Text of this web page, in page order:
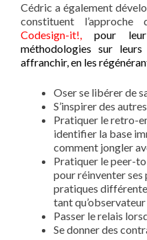
Cédric a également
constituent
Codesign-it!, pour leur
méthodologies sur
affranchir, en les
Oser se libérer de
S’inspirer des
Pratiquer le retro-
identifier la base
comment jongler
Pratiquer le peer-
pour réinventer ses
pratiques
tant qu’observateur
Passer le relais
Se donner des